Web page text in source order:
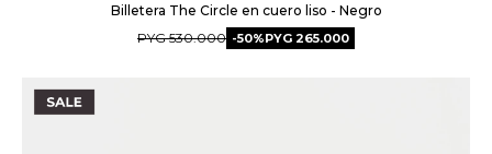
Billetera The Circle en cuero liso - Negro
PYG 530.000 50 PYG 265.000